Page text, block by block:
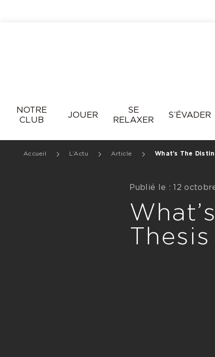
NOTRE
CLUB
JOUER
SE
RELAXER
S’ÉVADER
Accueil L’Actu Article What’s The
Publié le : 12